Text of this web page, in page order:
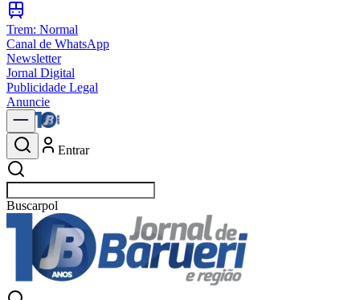
Trem: Normal
Canal de WhatsApp
Newsletter
Jornal Digital
Publicidade Legal
Anuncie
Entrar
Buscarnotíc